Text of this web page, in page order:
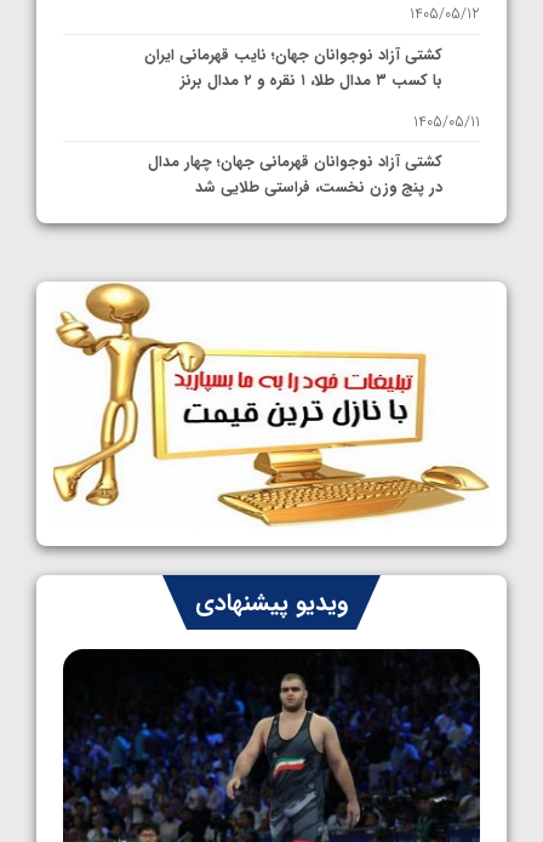
1405/05/12
کشتی آزاد نوجوانان جهان؛ نایب قهرمانی ایران
با کسب ۳ مدال طلا، ۱ نقره و ۲ مدال برنز
1405/05/11
کشتی آزاد نوجوانان قهرمانی جهان؛ چهار مدال
در پنج وزن نخست، فراستی طلایی شد
1405/05/11
کشتی آزاد نوجوانان جهان؛ رقبای نمایندگان
ایران مشخص شدند
1405/05/08
کشتی فرنگی نوجوانان جهان؛ سکوی تیمی
سوم برای ایران
1405/05/07
ایران چشم به راه چهار مدال در پنج وزن دوم
کشتی فرنگی نوجوانان جهان
1405/05/06
ویدیو پیشنهادی